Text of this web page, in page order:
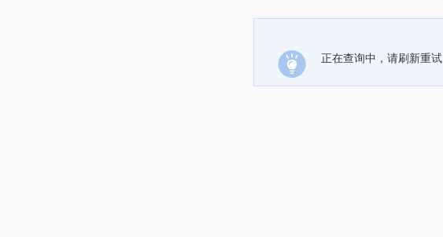
正在查询中，请刷新重试